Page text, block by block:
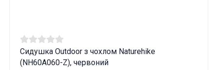
Сидушка Outdoor з чохлом Naturehike
(NH60A060-Z), червоний